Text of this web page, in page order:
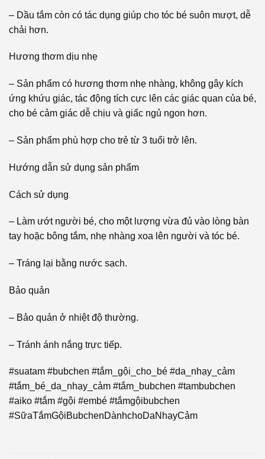
– Dầu tắm còn có tác dụng giúp cho tóc bé suôn mượt, dễ
chải hơn.
Hương thơm dịu nhẹ
– Sản phẩm có hương thơm nhẹ nhàng, không gây kích
ứng khứu giác, tác động tích cực lên các giác quan của bé,
cho bé cảm giác dễ chịu và giấc ngủ ngon hơn.
– Sản phẩm phù hợp cho trẻ từ 3 tuổi trở lên.
Hướng dẫn sử dụng sản phẩm
Cách sử dụng
– Làm ướt người bé, cho một lượng vừa đủ vào lòng bàn
tay hoặc bông tắm, nhẹ nhàng xoa lên người và tóc bé.
– Tráng lại bằng nước sạch.
Bảo quản
– Bảo quản ở nhiệt độ thường.
– Tránh ánh nắng trực tiếp.
#suatam #bubchen #tắm_gội_cho_bé #da_nhạy_cảm
#tắm_bé_da_nhạy_cảm #tắm_bubchen #tambubchen
#aiko #tắm #gội #embé #tắmgộibubchen
#SữaTắmGộiBubchenDànhchoDaNhạyCảm